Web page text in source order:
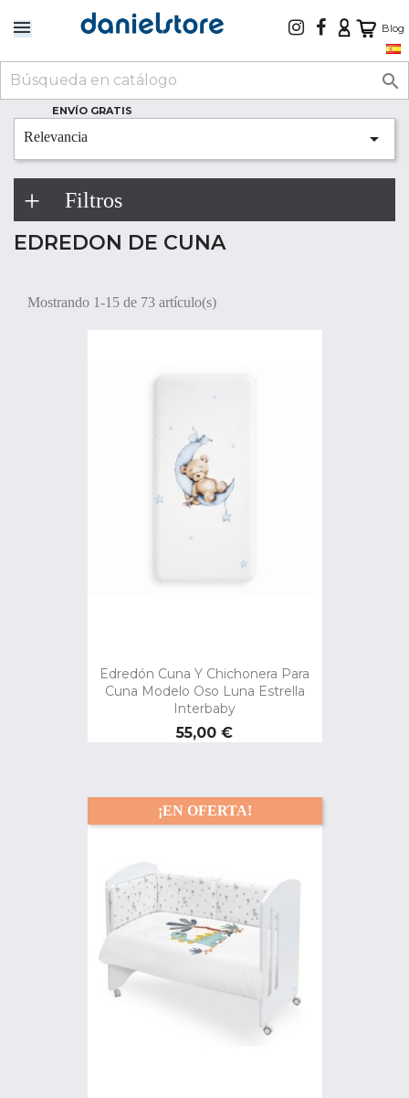
Blog

ENVÍO GRATIS
Relevancia 
Filtros
EDREDON DE CUNA
Mostrando 1-15 de 73 artículo(s)
Edredón Cuna Y Chichonera Para
Cuna Modelo Oso Luna Estrella
Interbaby
Precio
55,00 €
¡EN OFERTA!